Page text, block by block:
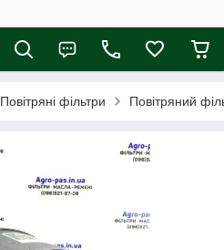
Повітряні фільтри Повітряний